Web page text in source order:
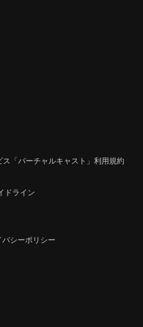
「バーチャルキャスト」利用規約
ドライン
シーポリシー